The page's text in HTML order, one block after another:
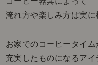
淹れ方や楽しみ方は実に
お家でのコーヒータイム
充実したものになるアイ